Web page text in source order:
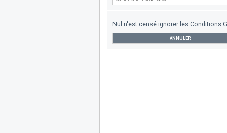
Nul n'est censé ignorer les Conditions